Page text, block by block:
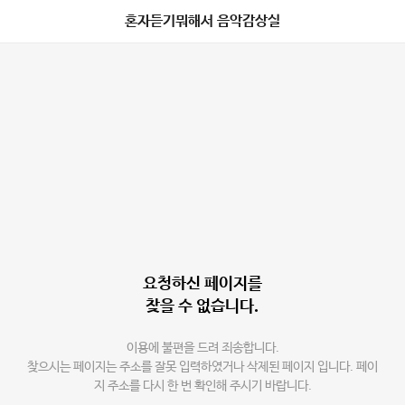
혼자듣기뭐해서 음악감상실
요청하신 페이지를
찾을 수 없습니다.
이용에 불편을 드려 죄송합니다.
찾으시는 페이지는 주소를 잘못 입력하였거나 삭제된 페이지 입니다. 페이
지 주소를 다시 한 번 확인해 주시기 바랍니다.